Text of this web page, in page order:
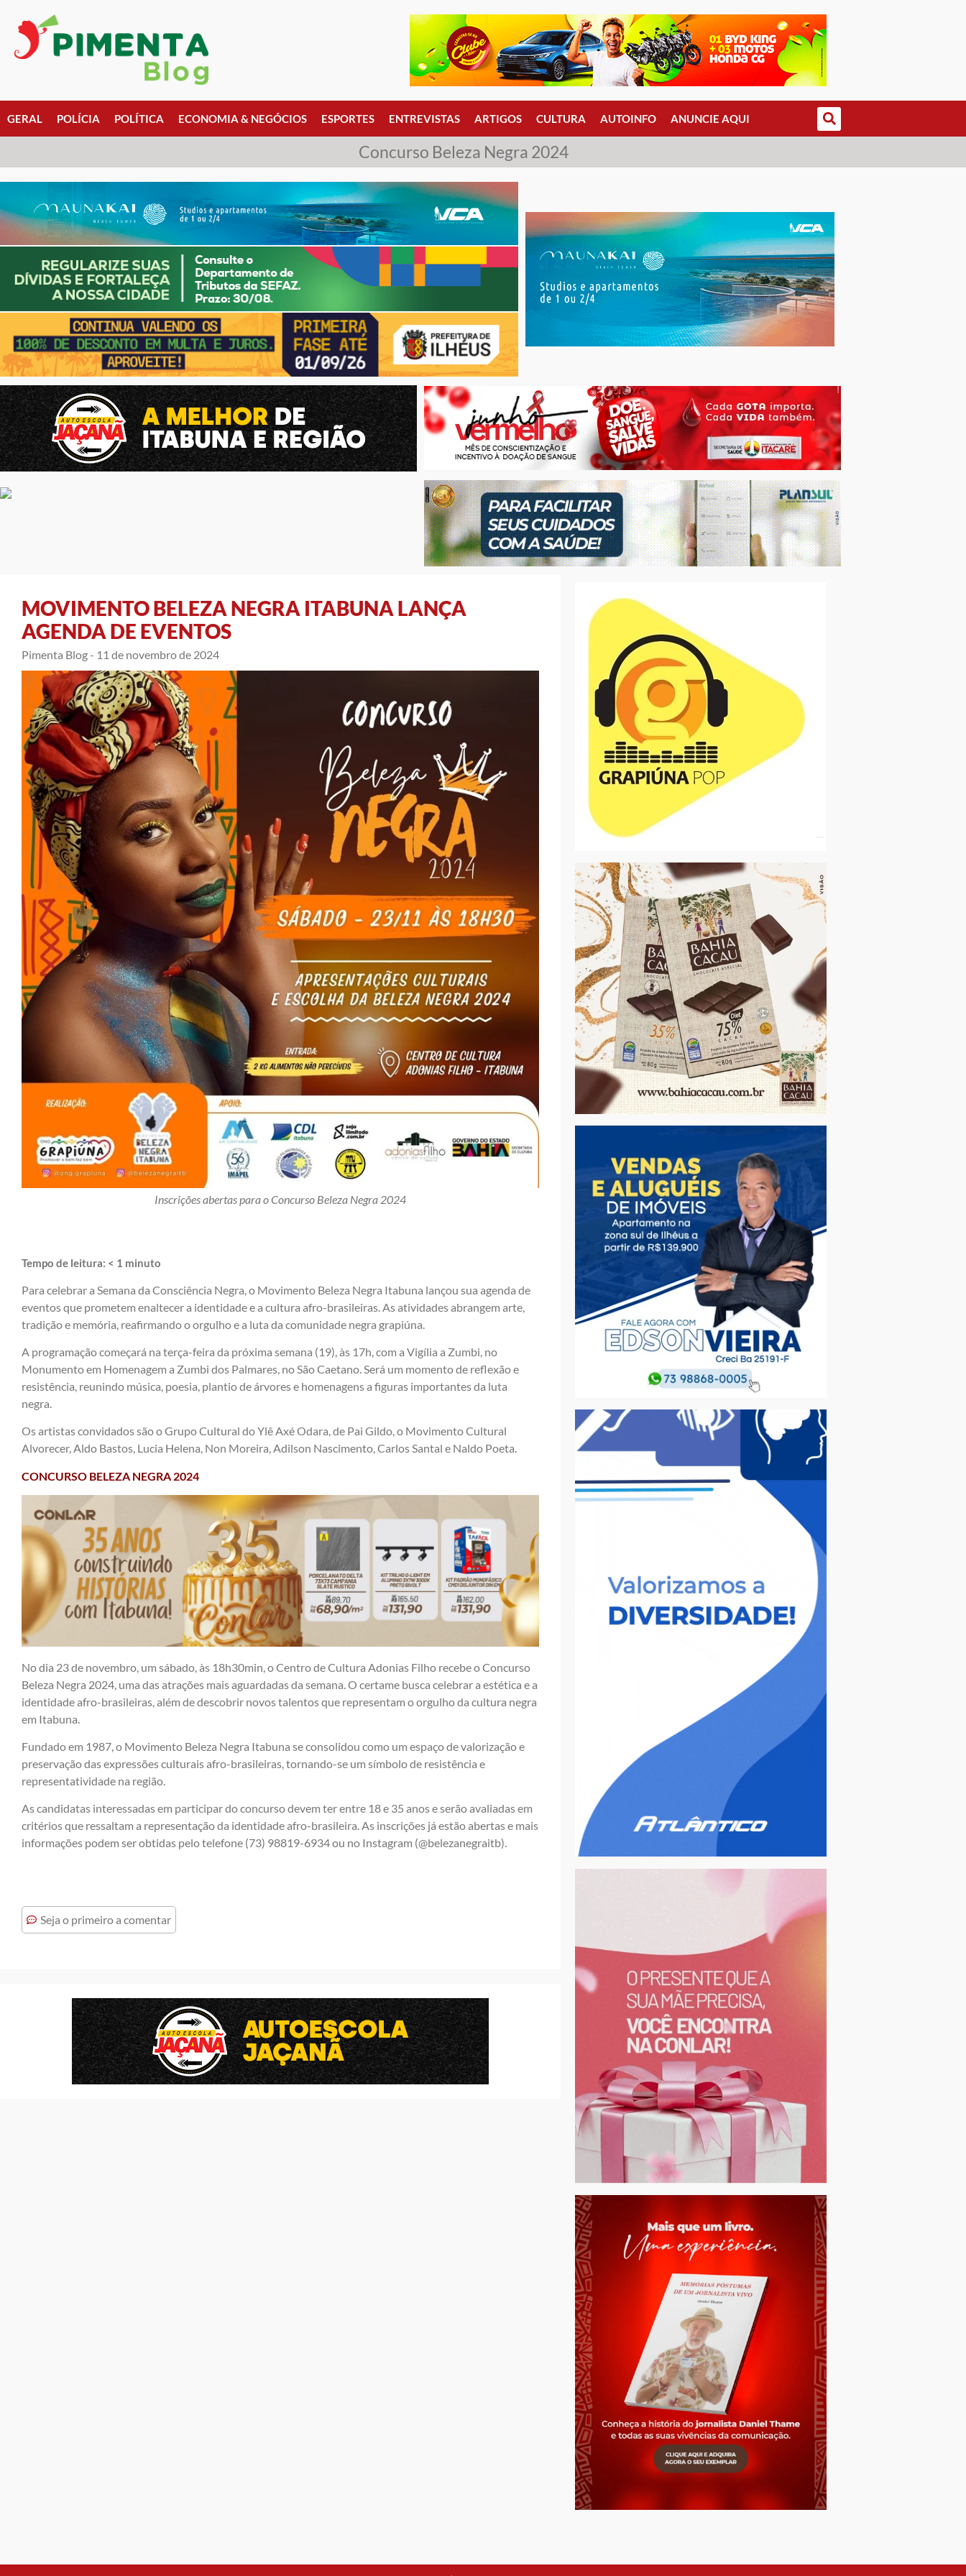
GERAL POLÍCIA POLÍTICA ECONOMIA & NEGÓCIOS ESPORTES ENTREVISTAS ARTIGOS CULTURA AUTOINFO ANUNCIE AQUI
Concurso Beleza Negra 2024
MOVIMENTO BELEZA NEGRA ITABUNA LANÇA
AGENDA DE EVENTOS
Pimenta Blog - 11 de novembro de 2024
Inscrições abertas para o Concurso Beleza Negra 2024
Tempo de leitura: < 1 minuto
Para celebrar a Semana da Consciência Negra, o Movimento Beleza Negra Itabuna lançou sua agenda de
eventos que prometem enaltecer a identidade e a cultura afro-brasileiras. As atividades abrangem arte,
tradição e memória, reafirmando o orgulho e a luta da comunidade negra grapiúna.
A programação começará na terça-feira da próxima semana (19), às 17h, com a Vigília a Zumbi, no
Monumento em Homenagem a Zumbi dos Palmares, no São Caetano. Será um momento de reflexão e
resistência, reunindo música, poesia, plantio de árvores e homenagens a figuras importantes da luta
negra.
Os artistas convidados são o Grupo Cultural do Ylê Axé Odara, de Pai Gildo, o Movimento Cultural
Alvorecer, Aldo Bastos, Lucia Helena, Non Moreira, Adilson Nascimento, Carlos Santal e Naldo Poeta.
CONCURSO BELEZA NEGRA 2024
No dia 23 de novembro, um sábado, às 18h30min, o Centro de Cultura Adonias Filho recebe o Concurso
Beleza Negra 2024, uma das atrações mais aguardadas da semana. O certame busca celebrar a estética e a
identidade afro-brasileiras, além de descobrir novos talentos que representam o orgulho da cultura negra
em Itabuna.
Fundado em 1987, o Movimento Beleza Negra Itabuna se consolidou como um espaço de valorização e
preservação das expressões culturais afro-brasileiras, tornando-se um símbolo de resistência e
representatividade na região.
As candidatas interessadas em participar do concurso devem ter entre 18 e 35 anos e serão avaliadas em
critérios que ressaltam a representação da identidade afro-brasileira. As inscrições já estão abertas e mais
informações podem ser obtidas pelo telefone (73) 98819-6934 ou no Instagram (@belezanegraitb).
Seja o primeiro a comentar